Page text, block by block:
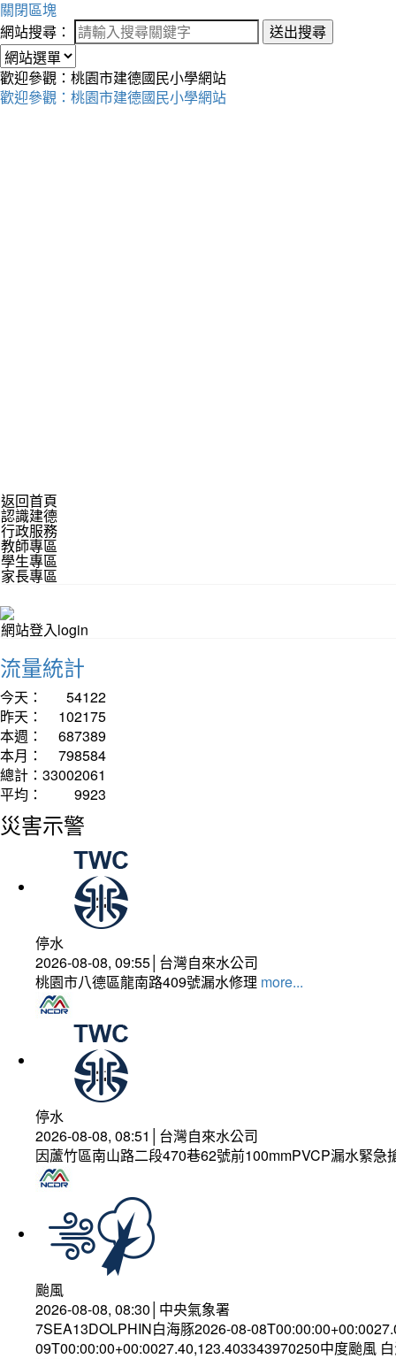
關閉區塊
網站搜尋：
送出搜尋
歡迎參觀：桃園市建德國民小學網站
歡迎參觀：桃園市建德國民小學網站
返回首頁
認識建德
行政服務
教師專區
學生專區
家長專區
網站登入login
流量統計
今天：
54122
昨天：
102175
本週：
687389
本月：
798584
總計： 33002061
平均：
9923
災害示警
停水
2026-08-08, 09:55│台灣自來水公司
桃園市八德區龍南路409號漏水修理 more...
停水
2026-08-08, 08:51│台灣自來水公司
因蘆竹區南山路二段470巷62號前100mmPVCP漏水緊急
颱風
2026-08-08, 08:30│中央氣象署
7SEA13DOLPHIN白海豚2026-08-
09T00:00:00+00:0027.40,123.403343970250中度颱風